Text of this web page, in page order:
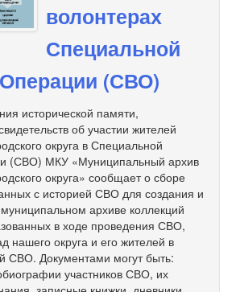
волонтерах
Специальной
(СВО)
исторической памяти,
об участии жителей
округа в Специальной
(СВО) МКУ «Муниципальный архив
округа» сообщает о сборе
с историей СВО для создания и
архиве коллекций
в ходе проведения СВО,
нашего округа и его жителей в
СВО. Документами могут быть:
участников СВО, их